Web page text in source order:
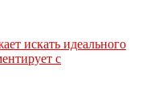
искать идеального
с